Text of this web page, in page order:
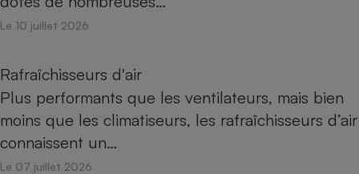
Le 10 juillet 2026
Rafraîchisseurs d'air
Plus performants que les ventilateurs, mais bien
moins que les climatiseurs, les rafraîchisseurs d’air
connaissent un…
Le 07 juillet 2026